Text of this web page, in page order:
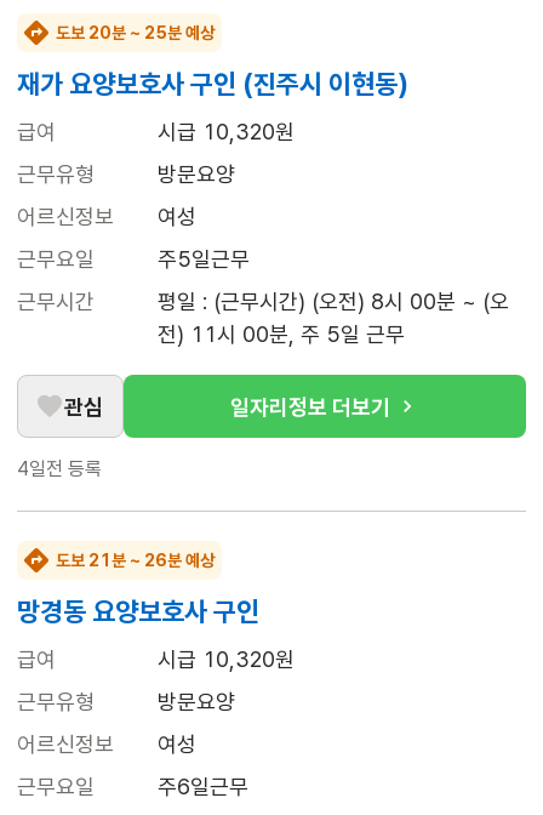
도보 20분 ~ 25분 예상
재가 요양보호사 구인 (진주시 이현동)
급여
시급 10,320원
근무유형
방문요양
어르신정보
여성
근무요일
주5일근무
근무시간
평일 : (근무시간) (오전) 8시 00분 ~ (오
전) 11시 00분, 주 5일 근무
관심 일자리정보 더보기
4일전 등록
도보 21분 ~ 26분 예상
망경동 요양보호사 구인
급여
시급 10,320원
근무유형
방문요양
어르신정보
여성
근무요일
주6일근무